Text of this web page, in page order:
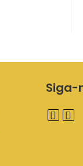
Siga-